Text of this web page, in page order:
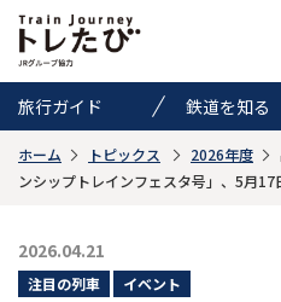
旅行ガイド 鉄道を知る
きっぷ情報 ニュ
ホーム トピックス 2026年度
ンシップトレインフェスタ号」、5月17
2026.04.21
注目の列車 イベント